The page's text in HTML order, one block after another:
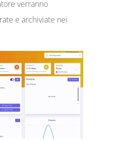
verranno
e archiviate nei